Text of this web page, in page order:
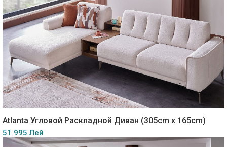
Atlanta Угловой Раскладной Диван (305cm x 165cm)
51 995 Лей